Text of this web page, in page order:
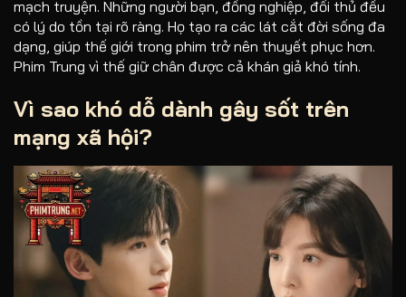
mạch truyện. Những người bạn, đồng nghiệp, đối thủ đều
có lý do tồn tại rõ ràng. Họ tạo ra các lát cắt đời sống đa
dạng, giúp thế giới trong phim trở nên thuyết phục hơn.
Phim Trung vì thế giữ chân được cả khán giả khó tính.
Vì sao khó dỗ dành gây sốt trên
mạng xã hội?